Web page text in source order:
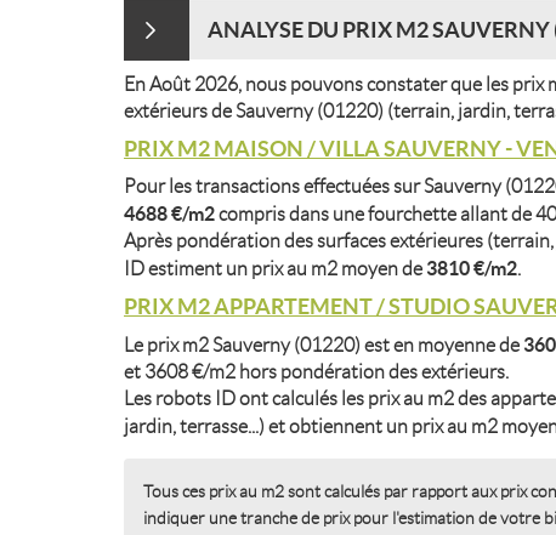
ANALYSE DU PRIX M2 SAUVERNY
En Août 2026, nous pouvons constater que les
extérieurs de Sauverny (01220) (terrain, jardin,
PRIX M2 MAISON / VILLA SAUVERNY -
Pour les transactions effectuées sur Sauverny
4688 €/m2compris dans une fourchette allant de
Après pondération des surfaces extérieures
ID estiment un prix au m2 moyen de 3810 €/m2.
PRIX M2 APPARTEMENT / STUDIO
Le prix m2 Sauverny (01220) est en moyenne de
et 3608 €/m2 hors pondération des extérieurs.
Les robots ID ont calculés les prix au m2 des
jardin, terrasse...) et obtiennent un prix au m2
Tous ces prix au m2 sont calculés par rapport aux prix
indiquer une tranche de prix pour l'estimation de votre